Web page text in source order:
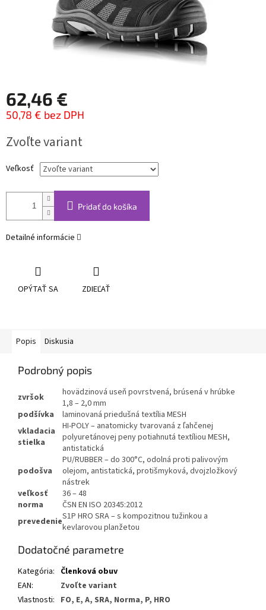
62,46 €
50,78 € bez DPH
cena:
Zvoľte variant
Veľkosť
Pridať do košíka
Detailné informácie
OPÝTAŤ SA ZDIEĽAŤ
Popis Diskusia
Podrobný popis
zvršok
hovädzinová useň povrstvená, brúsená v hrúbke
1,8 – 2,0 mm
podšívka
laminovaná priedušná textília MESH
vkladacia
stielka
HI-POLY – anatomicky tvarovaná z ľahčenej
polyuretánovej peny potiahnutá textíliou MESH,
antistatická
podošva
PU/RUBBER – do 300°C, odolná proti palivovým
olejom, antistatická, protišmyková, dvojzložkový
nástrek
veľkosť
36 – 48
norma
ČSN EN ISO 20345:2012
prevedenieS1P HRO SRA – s kompozitnou tužinkou a
kevlarovou planžetou
Dodatočné parametre
Kategória: Členková obuv
EAN:
Zvoľte variant
Vlastnosti: FO, E, A, SRA, Norma, P, HRO